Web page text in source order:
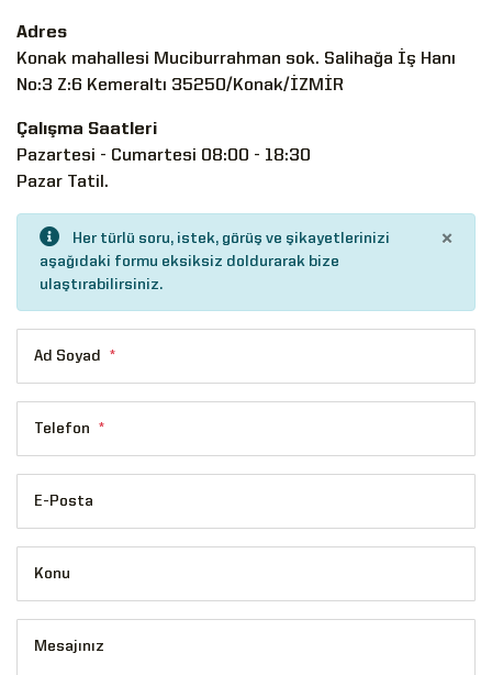
Adres
Konak mahallesi Muciburrahman sok. Salihağa İş Hanı
No:3 Z:6 Kemeraltı 35250/Konak/İZMİR
Çalışma Saatleri
Pazartesi - Cumartesi 08:00 - 18:30
Pazar Tatil.
×
Her türlü soru, istek, görüş ve şikayetlerinizi
aşağıdaki formu eksiksiz doldurarak bize
ulaştırabilirsiniz.
Ad Soyad *
Telefon *
E-Posta
Konu
Mesajınız